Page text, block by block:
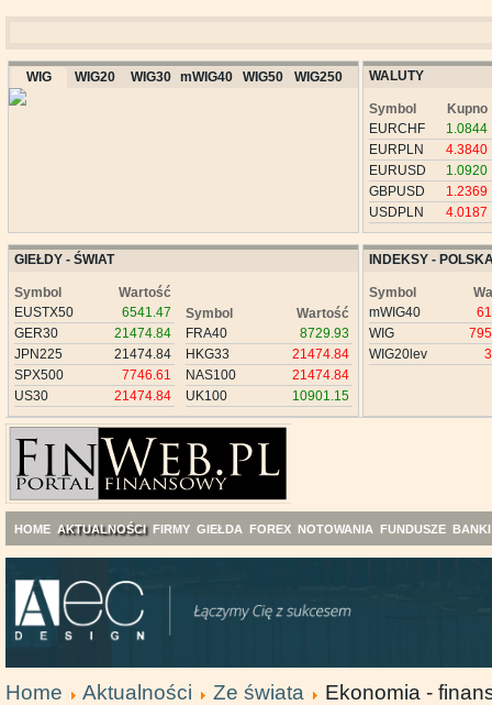
WIG WIG20 WIG30 mWIG40 WIG50 WIG250 WALUTY
Symbol
Kupno
EURCHF
1.0844
EURPLN
4.3840
EURUSD
1.0920
GBPUSD
1.2369
USDPLN
4.0187
GIEŁDY - ŚWIAT
Symbol
Wartość
EUSTX50
6541.47
GER30
21474.84
JPN225
21474.84
SPX500
7746.61
US30
21474.84
Symbol
Wartość
FRA40
8729.93
HKG33
21474.84
NAS100
21474.84
UK100
10901.15
INDEKSY -
Symbol
mWIG40
WIG
WIG20lev
HOME AKTUALNOŚCI FIRMY GIEŁDA FOREX NOTOWANIA FUNDUSZE BANKI
Home Aktualności Ze świata Ekonomia -